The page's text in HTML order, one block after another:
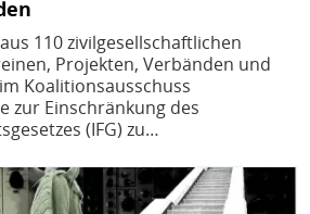
110 zivilgesellschaftlichen
Projekten, Verbänden und
Koalitionsausschuss
zur Einschränkung des
(IFG) zu…